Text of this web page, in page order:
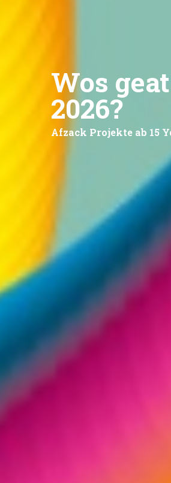
Wos geat
2026?
Afzack Projekte ab 15